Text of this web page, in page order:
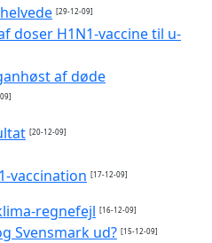
[29-12-09]
doser H1N1-vaccine til u-
af døde
[20-12-09]
vaccination [17-12-09]
regnefejl [16-12-09]
Svensmark ud? [15-12-09]